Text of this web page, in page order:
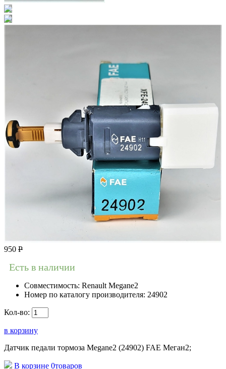
950 Р
Есть в наличии
Совместимость: Renault Megane2
Номер по каталогу производителя: 24902
Кол-во:
в корзину
Датчик педали тормоза Megane2 (24902) FAE Меган2;
В корзине 0товаров